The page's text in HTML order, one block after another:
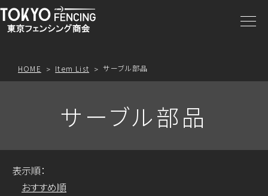
商品一覧
プライスリスト
HOME Item List サーブル部品
サーブル部品
表示順：
おすすめ順